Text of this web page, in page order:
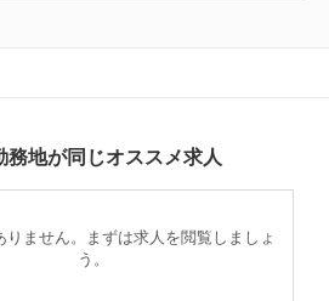
務地が同じオススメ求人
りません。まずは求人を閲覧しましょ
う。